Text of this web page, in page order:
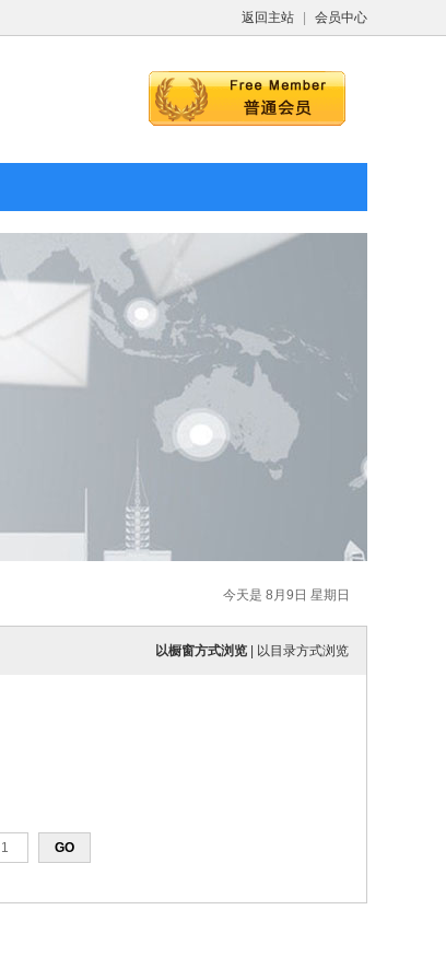
返回主站 会员中心
今天是 8月9日 星期日
以橱窗方式浏览 以目录方式浏览